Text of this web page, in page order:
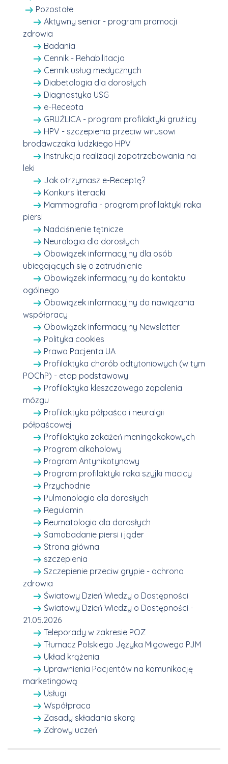
Pozostałe
Aktywny senior - program promocji
zdrowia
Badania
Cennik - Rehabilitacja
Cennik usług medycznych
Diabetologia dla dorosłych
Diagnostyka USG
e-Recepta
GRUŹLICA - program profilaktyki gruźlicy
HPV - szczepienia przeciw wirusowi
brodawczaka ludzkiego HPV
Instrukcja realizacji zapotrzebowania na
leki
Jak otrzymasz e-Receptę?
Konkurs literacki
Mammografia - program profilaktyki raka
piersi
Nadciśnienie tętnicze
Neurologia dla dorosłych
Obowiązek informacyjny dla osób
ubiegających się o zatrudnienie
Obowiązek informacyjny do kontaktu
ogólnego
Obowiązek informacyjny do nawiązania
współpracy
Obowiązek informacyjny Newsletter
Polityka cookies
Prawa Pacjenta UA
Profilaktyka chorób odtytoniowych (w tym
POChP) - etap podstawowy
Profilaktyka kleszczowego zapalenia
mózgu
Profilaktyka półpaśca i neuralgii
półpaścowej
Profilaktyka zakażeń meningokokowych
Program alkoholowy
Program Antynikotynowy
Program profilaktyki raka szyjki macicy
Przychodnie
Pulmonologia dla dorosłych
Regulamin
Reumatologia dla dorosłych
Samobadanie piersi i jąder
Strona główna
szczepienia
Szczepienie przeciw grypie - ochrona
zdrowia
Światowy Dzień Wiedzy o Dostępności
Światowy Dzień Wiedzy o Dostępności -
21.05.2026
Teleporady w zakresie POZ
Tłumacz Polskiego Języka Migowego PJM
Układ krążenia
Uprawnienia Pacjentów na komunikację
marketingową
Usługi
Współpraca
Zasady składania skarg
Zdrowy uczeń